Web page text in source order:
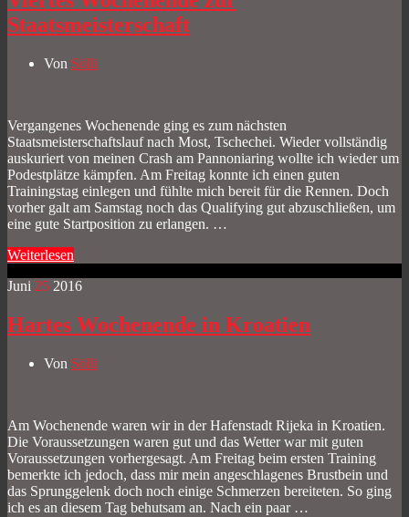
Staatsmeisterschaft
Von Sölli
Vergangenes Wochenende ging es zum nächsten
Staatsmeisterschaftslauf nach Most, Tschechei. Wieder vollständig
auskuriert von meinen Crash am Pannoniaring wollte ich wieder um
Podestplätze kämpfen. Am Freitag konnte ich einen guten
Trainingstag einlegen und fühlte mich bereit für die Rennen. Doch
vorher galt am Samstag noch das Qualifying gut abzuschließen, um
eine gute Startposition zu erlangen. …
Weiterlesen
Juni 25 2016
Hartes Wochenende in Kroatien
Von Sölli
Am Wochenende waren wir in der Hafenstadt Rijeka in Kroatien.
Die Voraussetzungen waren gut und das Wetter war mit guten
Voraussetzungen vorhergesagt. Am Freitag beim ersten Training
bemerkte ich jedoch, dass mir mein angeschlagenes Brustbein und
das Sprunggelenk doch noch einige Schmerzen bereiteten. So ging
ich es an diesem Tag behutsam an. Nach ein paar …